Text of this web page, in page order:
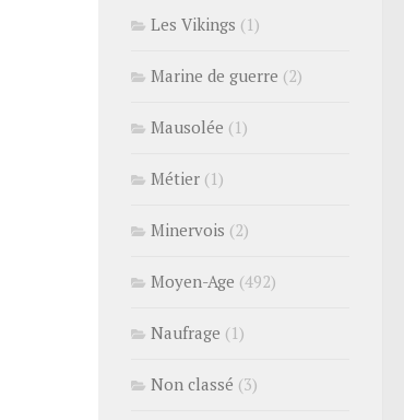
Les Vikings (1)
Marine de guerre (2)
Mausolée (1)
Métier (1)
Minervois (2)
Moyen-Age (492)
Naufrage (1)
Non classé (3)